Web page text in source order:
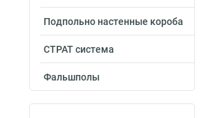
Подпольно настенные короба
СТРАТ система
Фальшполы